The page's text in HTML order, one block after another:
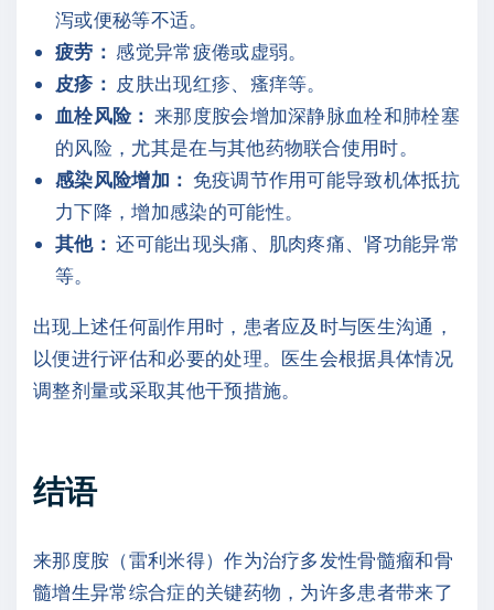
泻或便秘等不适。
疲劳： 感觉异常疲倦或虚弱。
皮疹： 皮肤出现红疹、瘙痒等。
血栓风险： 来那度胺会增加深静脉血栓和肺栓塞
的风险，尤其是在与其他药物联合使用时。
感染风险增加： 免疫调节作用可能导致机体抵抗
力下降，增加感染的可能性。
其他： 还可能出现头痛、肌肉疼痛、肾功能异常
等。
出现上述任何副作用时，患者应及时与医生沟通，
以便进行评估和必要的处理。医生会根据具体情况
调整剂量或采取其他干预措施。
结语
来那度胺（雷利米得）作为治疗多发性骨髓瘤和骨
髓增生异常综合症的关键药物，为许多患者带来了